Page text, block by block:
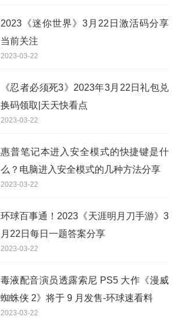
2023《迷你世界》3月22日激活码分享
当前关注
2023-03-22
《忍者必须死3》2023年3月22日礼包兑
换码领取|天天快看点
2023-03-22
惠普笔记本进入安全模式的快捷键是什
么？电脑进入安全模式的几种方法分享
2023-03-22
环球百事通！2023《天涯明月刀手游》3
月22日每日一题答案分享
2023-03-22
毒液配音演员透露索尼 PS5 大作《漫威
蜘蛛侠 2》将于 9 月发售-环球速看料
2023-03-22